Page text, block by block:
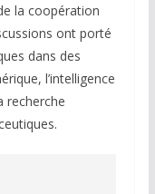
la coopération
ont porté
dans des
l’intelligence
recherche